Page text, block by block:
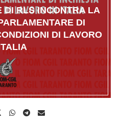
DI RLS INCONTRA LA
DI
DI LAVORO